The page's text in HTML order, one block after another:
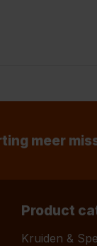
meer
Product
Kruiden &